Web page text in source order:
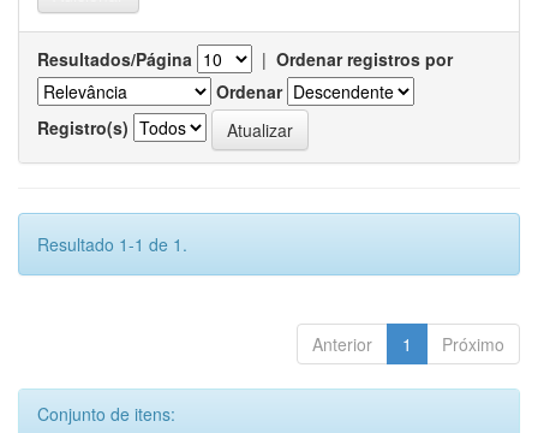
Resultados/Página | Ordenar registros por
Ordenar
Registro(s)
Resultado 1-1 de 1.
Anterior 1 Próximo
Conjunto de itens: